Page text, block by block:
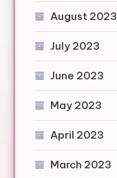
August 2023
July 2023
June 2023
May 2023
April 2023
March 2023